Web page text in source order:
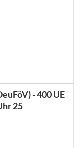
- 400 UE
25